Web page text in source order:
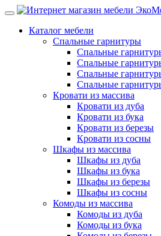
Каталог мебели
Спальные гарнитуры
Спальные
Спальные
Спальные
Спальные
Кровати из массива
Кровати из дуба
Кровати из бука
Кровати из березы
Кровати из сосны
Шкафы из массива
Шкафы из дуба
Шкафы из бука
Шкафы из березы
Шкафы из сосны
Комоды из массива
Комоды из дуба
Комоды из бука